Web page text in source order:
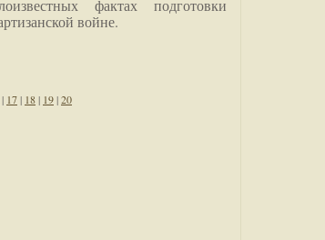
фактах подготовки
войне.
| 17| 18| 19|20